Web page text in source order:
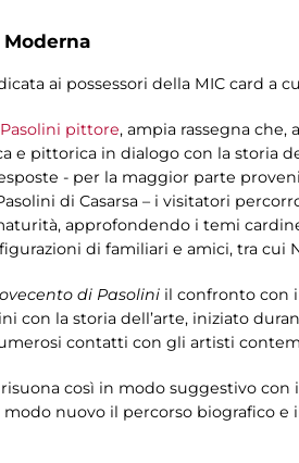
Moderna
ai possessori della MIC card a
Pasolini pittore, ampia rassegna che,
e pittorica in dialogo con la storia
- per la maggior parte
di Casarsa – i visitatori
approfondendo i temi
di familiari e amici, tra cui
di Pasolini il confronto con
con la storia dell’arte, iniziato
contatti con gli artisti
così in modo suggestivo
nuovo il percorso biografico e